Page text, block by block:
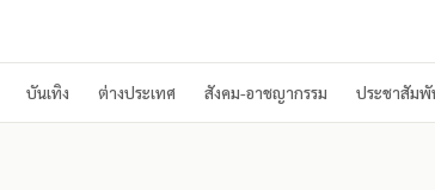
บันเทิง ต่างประเทศ สังคม-อาชญากรรม ประชาสัมพั